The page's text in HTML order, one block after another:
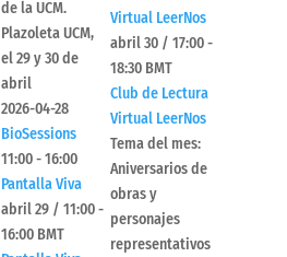
de la UCM.
Plazoleta UCM,
el 29 y 30 de
abril
2026-04-28
BioSessions
11:00-16:00
Pantalla Viva
abril 29 / 11:00-
16:00 BMT
Virtual LeerNos
abril 30 / 17:00-
18:30 BMT
Club de Lectura
Virtual LeerNos
Tema del mes:
Aniversarios de
obras y
personajes
representativos